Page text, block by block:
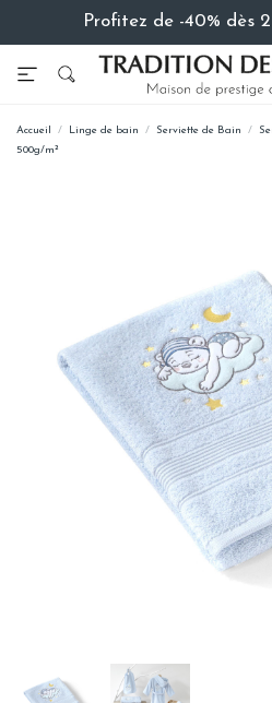
Profitez de -40% dès
Accueil Linge de bain Serviette de Bain
500g/m²